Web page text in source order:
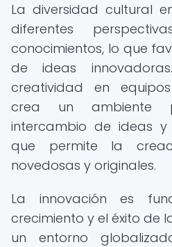
La diversidad cultural
diferentes
conocimientos, lo que
de ideas
creatividad en
crea un ambiente
intercambio de ideas
que permite la
novedosas y originales.
La innovación es
crecimiento y el éxito de
un entorno